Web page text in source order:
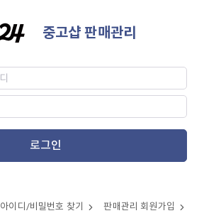
중고샵 판매관리
로그인
아이디/비밀번호 찾기 판매관리 회원가입